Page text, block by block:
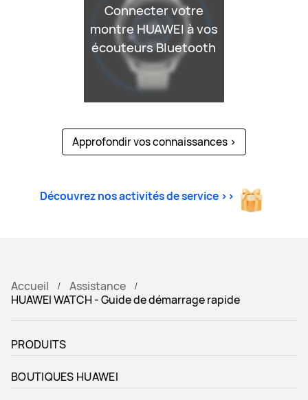
Connecter votre
montre HUAWEI à vos
écouteurs Bluetooth
Approfondir vos connaissances >
Découvrez nos activités de service >>
Accueil
Assistance
HUAWEI WATCH - Guide de démarrage rapide
PRODUITS
BOUTIQUES HUAWEI